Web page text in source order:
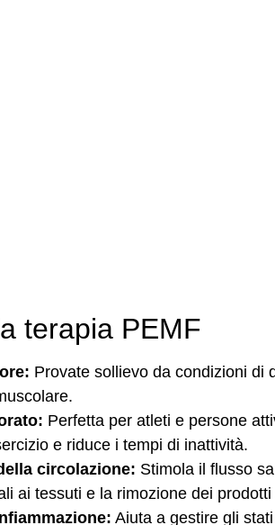
terapia PEMF
Provate sollievo da condizioni di
Perfetta per atleti e persone
e riduce i tempi di inattività.
circolazione: Stimola il flusso
ai tessuti e la rimozione dei
Aiuta a gestire gli